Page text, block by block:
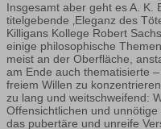
Insgesamt aber geht es A. K.
titelgebende ‚Eleganz des
Killigans Kollege Robert
einige philosophische
meist an der Oberfläche,
am Ende auch thematisierte
freiem Willen zu
zu lang und weitschweifend:
Offensichtlichen und
das pubertäre und unreife